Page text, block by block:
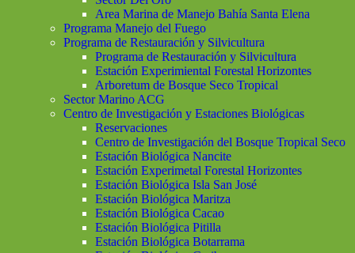
Area Marina de Manejo Bahía Santa Elena
Programa Manejo del Fuego
Programa de Restauración y Silvicultura
Programa de Restauración y Silvicultura
Estación Experimiental Forestal Horizontes
Arboretum de Bosque Seco Tropical
Sector Marino ACG
Centro de Investigación y Estaciones Biológicas
Reservaciones
Centro de Investigación del Bosque Tropical Seco
Estación Biológica Nancite
Estación Experimetal Forestal Horizontes
Estación Biológica Isla San José
Estación Biológica Maritza
Estación Biológica Cacao
Estación Biológica Pitilla
Estación Biológica Botarrama